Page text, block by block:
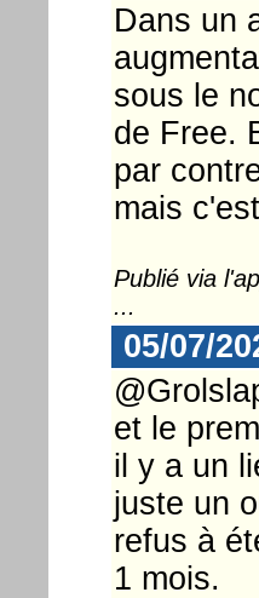
Dans un
sous le
de Free.
par
mais
Publié via
...
05/07/
et le
il y a un
juste un
refus à
1 mois.